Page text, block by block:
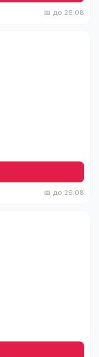
📅 до 26.08
📅 до 26.08